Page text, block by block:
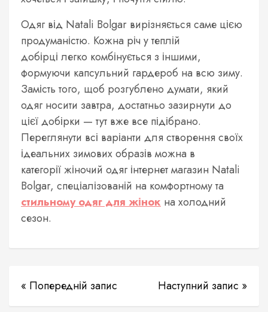
Одяг від Natali Bolgar вирізняється саме цією
продуманістю. Кожна річ у теплій
добірці легко комбінується з іншими,
формуючи капсульний гардероб на всю зиму.
Замість того, щоб розгублено думати, який
одяг носити завтра, достатньо зазирнути до
цієї добірки — тут вже все підібрано.
Переглянути всі варіанти для створення своїх
ідеальних зимових образів можна в
категорії жіночий одяг інтернет магазин Natali
Bolgar, спеціалізованій на комфортному та
стильному одяг для жінок на холодний
сезон.
« Попередній запис Наступний запис »